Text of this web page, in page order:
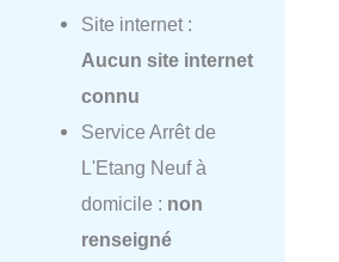
Site internet :
Aucun site internet
connu
Service Arrêt de
L'Etang Neuf à
domicile : non
renseigné